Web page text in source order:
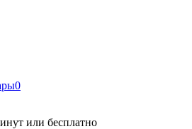
0
или бесплатно